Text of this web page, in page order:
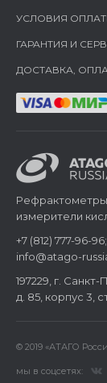
УСЛОВИЯ
ГАРАНТИЯ И
ДОСТАВКА,
измерители
+7 (812) 777-96-
info@atago-
197229, г.
д. 85, корпус 3,
© 2019 «АТАГО
мы в соцсетях: